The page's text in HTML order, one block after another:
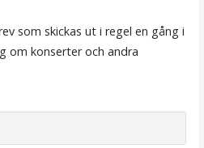
som skickas ut i regel en gång i
om konserter och andra